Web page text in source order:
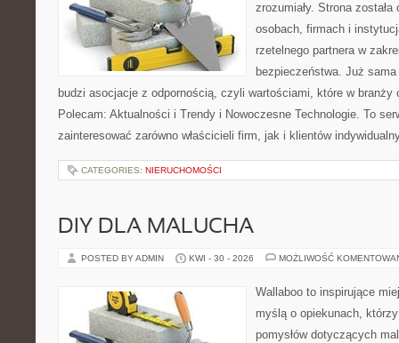
zrozumiały. Strona
osobach, firmach i
rzetelnego partnera w
bezpieczeństwa. Już
budzi asocjacje z odpornością, czyli wartościami, które w branży
Polecam: Aktualności i Trendy i Nowoczesne Technologie. To
zainteresować zarówno właścicieli firm, jak i klientów
CATEGORIES: NIERUCHOMOŚCI
DIY DLA MALUCHA
POSTED BY ADMIN KWI - 30 - 2026 MOŻLIWOŚĆ
Wallaboo to inspirujące
myślą o opiekunach,
pomysłów dotyczących